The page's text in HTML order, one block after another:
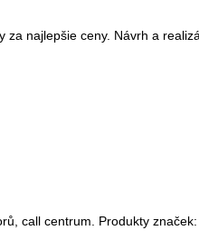
za najlepšie ceny. Návrh a
call centrum. Produkty značek: